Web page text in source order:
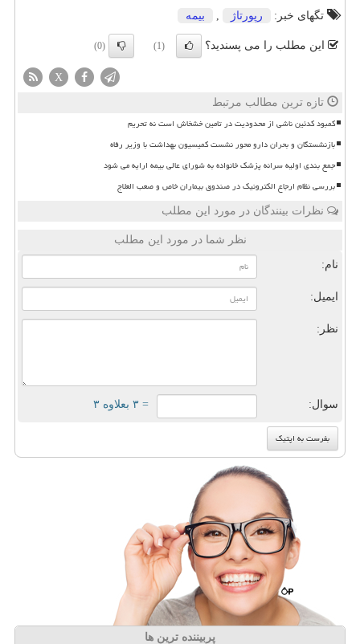
تگهای خبر:
رپورتاژ بیمه
این مطلب را می پسندید؟ (1)
(0)
X
تازه ترین مطالب مرتبط
کمبود کدئین ناشی از محدودیت در تامین خشخاش است نه تحریم
بازنشستگان و بحران دارو محور نشست کمیسیون بهداشت با وزیر رفاه
جمع بندی اولیه سرانه پزشک خانواده به شورای عالی بیمه ارایه می شود
بررسی نظام ارجاع الکترونیک در صندوق بیماران خاص و صعب العلاج
نظرات بینندگان در مورد این مطلب
نظر شما در مورد این مطلب
نام:
ایمیل:
نظر:
سوال: = ۳ بعلاوه ۳
پربیننده ترین ها